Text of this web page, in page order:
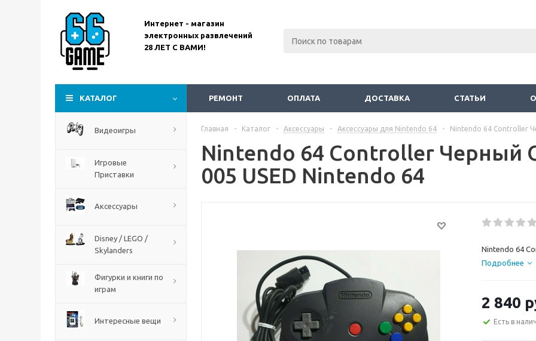
Интернет - магазин
электронных развлечений
28 ЛЕТ С ВАМИ!
КАТАЛОГ РЕМОНТ ОПЛАТА ДОСТАВКА СТАТЬИ
Видеоигры
Игровые
Приставки
Аксессуары
Disney / LEGO /
Skylanders
Фигурки и книги по
играм
Интересные вещи
The Blood of Dawnwalker
Главная - Каталог - Аксессуары - Аксессуары для Nintendo 64 - Nintendo 64 Controller
Nintendo 64 Controller Черный
005 USED Nintendo 64
Nintendo 64
Подробнее
2 840
Есть в